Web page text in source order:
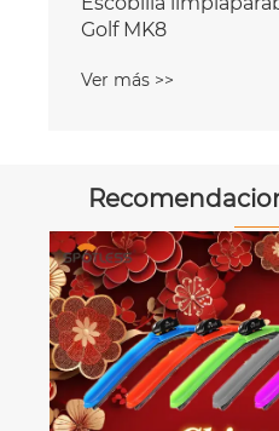
Golf MK8
Ver más >>